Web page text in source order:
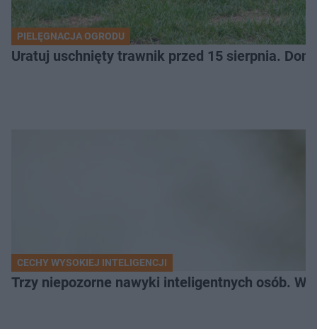
PIELĘGNACJA OGRODU
Uratuj uschnięty trawnik przed 15 sierpnia.
CECHY WYSOKIEJ INTELIGENCJI
Trzy niepozorne nawyki inteligentnych osób.